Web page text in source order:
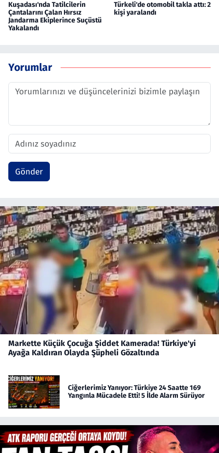
Kuşadası'nda Tatilcilerin
Çantalarını Çalan Hırsız
Jandarma Ekiplerince Suçüstü
Yakalandı
Türkeli'de otomobil takla attı: 2
kişi yaralandı
Yorumlar
Gönder
Markette Küçük Çocuğa Şiddet Kamerada! Türkiye'yi
Ayağa Kaldıran Olayda Şüpheli Gözaltında
Ciğerlerimiz Yanıyor: Türkiye 24 Saatte 169
Yangınla Mücadele Etti! 5 İlde Alarm Sürüyor